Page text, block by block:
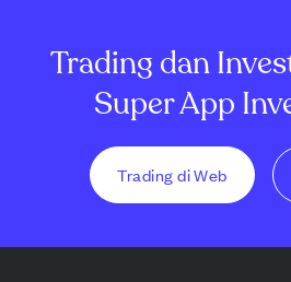
Trading dan
Super App
Trading di Web